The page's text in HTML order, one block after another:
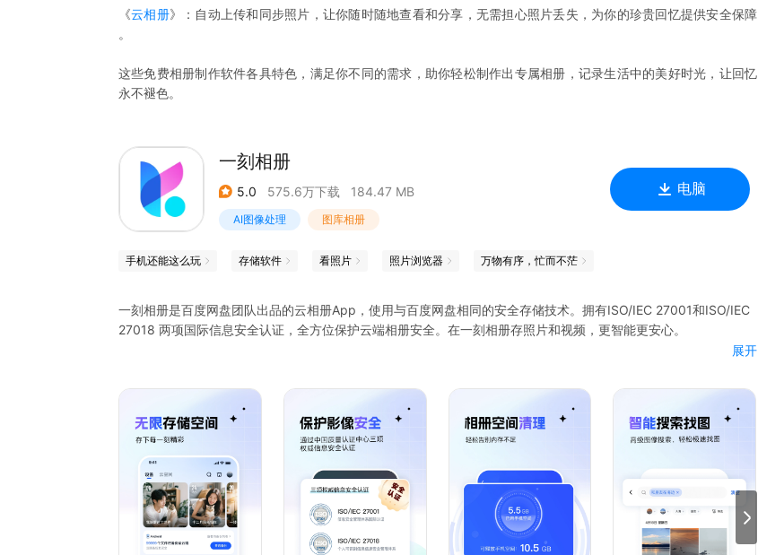
《云相册》：自动上传和同步照片，让你随时随地查看和分享，无需担心照片丢失，为你的珍贵回忆提供安全保障
。
这些免费相册制作软件各具特色，满足你不同的需求，助你轻松制作出专属相册，记录生活中的美好时光，让回忆
永不褪色。
一刻相册
5.0 575.6万下载 184.47 MB
AI图像处理 图库相册
电脑
手机还能这么玩 存储软件 看照片 照片浏览器 万物有序，忙而不茫
一刻相册是百度网盘团队出品的云相册App，使用与百度网盘相同的安全存储技术。拥有ISO/IEC 27001和ISO/IEC
27018 两项国际信息安全认证，全方位保护云端相册安全。在一刻相册存照片和视频，更智能更安心。
1、无限存储空间：无限量原画质备份，任意手机设备都能访问。
2、批量下载内容：存储云端的照片视频可一键下载至你的设备中，高速下载，随取随用。
3、清理手机空间：使用小度AI助理一键清理手机相似图、截图和本地影像，告别内存不足。
4、智能共享相册：创建相册并邀请朋友共享；创建时添加人物，完成备份后会自动将他们的照片添加到相册。
5、图片智能搜索：输入图片元素或场景（身份证、截图……）一键查找，快速锁定所需图片。
6、本地照片智能分类：无需备份，体验智能化地点、视频、动图分类。
7、给回忆以新意：根据拍摄的内容生成创意照片、卡点视频，更有特效工具等你使用。
8、分享美好时刻：「看见」话题广场，自动推荐你喜爱的话题。向千万网友分享你的生活，捕捉生活精彩时刻。
9、积分兑换现金：参与每日签到、邀请好友等获得积分奖励，积分兑换现金、会员等礼品。
展开